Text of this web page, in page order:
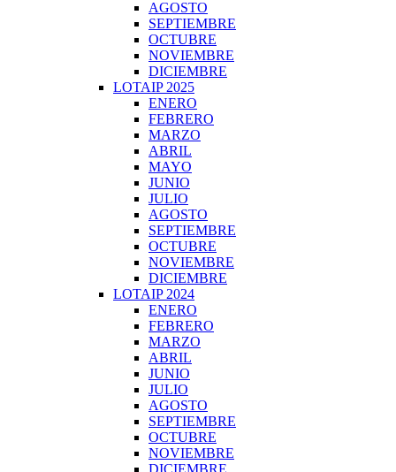
AGOSTO
SEPTIEMBRE
OCTUBRE
NOVIEMBRE
DICIEMBRE
LOTAIP 2025
ENERO
FEBRERO
MARZO
ABRIL
MAYO
JUNIO
JULIO
AGOSTO
SEPTIEMBRE
OCTUBRE
NOVIEMBRE
DICIEMBRE
LOTAIP 2024
ENERO
FEBRERO
MARZO
ABRIL
JUNIO
JULIO
AGOSTO
SEPTIEMBRE
OCTUBRE
NOVIEMBRE
DICIEMBRE